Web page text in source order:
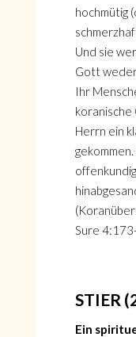
hochmütig
Und sie
Gott
Ihr
koranische
Herrn ein
Sure
STIER
Ein